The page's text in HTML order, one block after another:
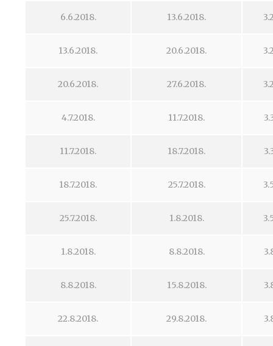
6.6.2018. 13.6.2018.
13.6.2018. 20.6.2018.
20.6.2018. 27.6.2018.
4.7.2018. 11.7.2018.
11.7.2018. 18.7.2018.
18.7.2018. 25.7.2018.
25.7.2018. 1.8.2018.
1.8.2018. 8.8.2018.
8.8.2018. 15.8.2018.
22.8.2018. 29.8.2018.